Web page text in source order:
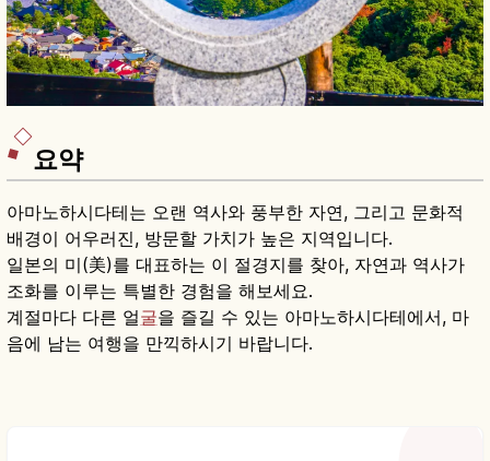
요약
아마노하시다테는 오랜 역사와 풍부한 자연, 그리고 문화적
배경이 어우러진, 방문할 가치가 높은 지역입니다.
일본의 미(美)를 대표하는 이 절경지를 찾아, 자연과 역사가
조화를 이루는 특별한 경험을 해보세요.
계절마다 다른 얼굴을 즐길 수 있는 아마노하시다테에서, 마
음에 남는 여행을 만끽하시기 바랍니다.